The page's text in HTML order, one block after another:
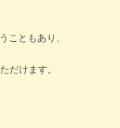
こともあり、
だけます。